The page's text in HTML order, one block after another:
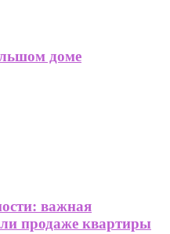
доме
важная
продаже квартиры